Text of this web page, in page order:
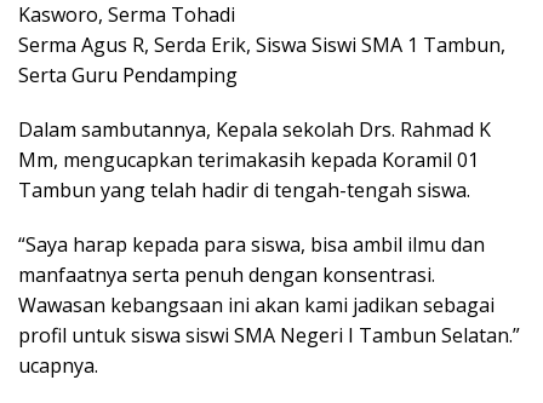
Kasworo, Serma Tohadi
Serma Agus R, Serda Erik, Siswa Siswi SMA 1 Tambun,
Serta Guru Pendamping
Dalam sambutannya, Kepala sekolah Drs. Rahmad K
Mm, mengucapkan terimakasih kepada Koramil 01
Tambun yang telah hadir di tengah-tengah siswa.
“Saya harap kepada para siswa, bisa ambil ilmu dan
manfaatnya serta penuh dengan konsentrasi.
Wawasan kebangsaan ini akan kami jadikan sebagai
profil untuk siswa siswi SMA Negeri I Tambun Selatan.”
ucapnya.